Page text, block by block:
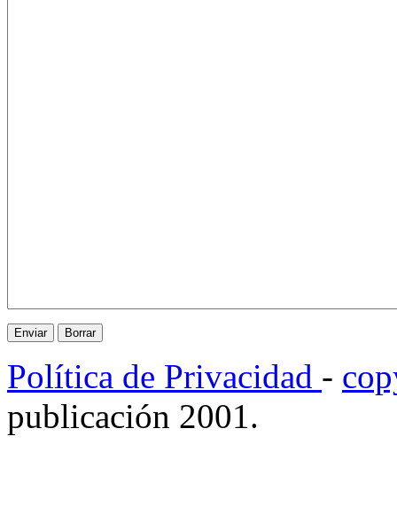
Política de Privacidad -
publicación 2001.